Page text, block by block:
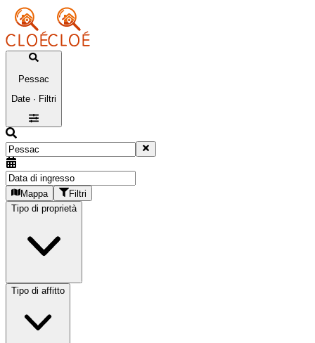
Pessac
Date · Filtri
Mappa
Filtri
Tipo di proprietà
Tipo di affitto